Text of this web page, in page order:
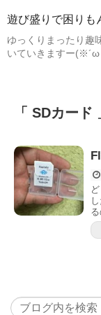
遊び盛りで困りも
ゆっくりまったり趣
いていきますー(※´ω
「 SDカード